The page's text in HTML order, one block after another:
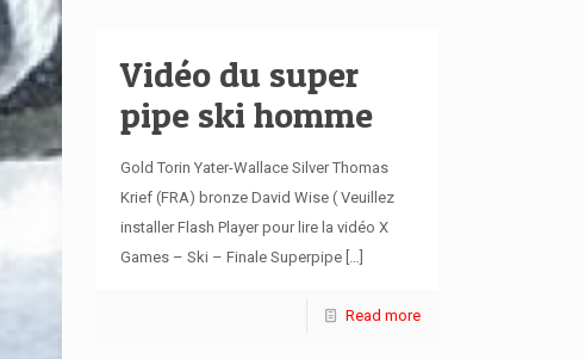
Vidéo du super
pipe ski homme
Gold Torin Yater-Wallace Silver Thomas
Krief (FRA) bronze David Wise ( Veuillez
installer Flash Player pour lire la vidéo X
Games – Ski – Finale Superpipe[…]
Read more